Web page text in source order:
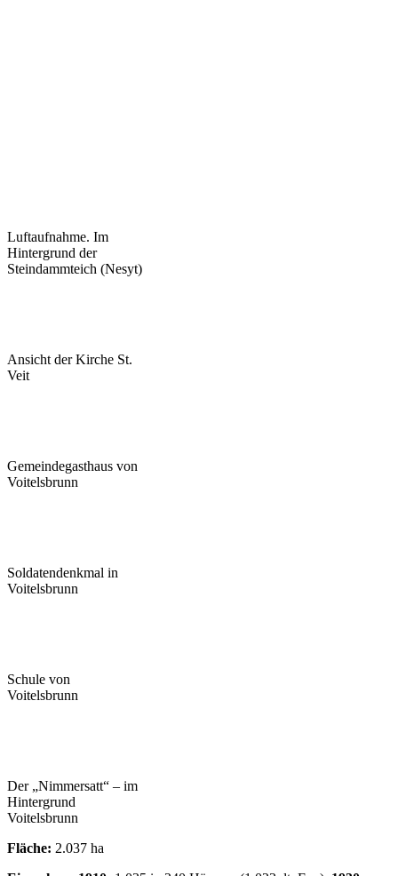
Luftaufnahme. Im
Hintergrund der
Steindammteich (Nesyt)
Ansicht der Kirche St.
Veit
Gemeindegasthaus von
Voitelsbrunn
Soldatendenkmal in
Voitelsbrunn
Schule von
Voitelsbrunn
Der „Nimmersatt“ – im
Hintergrund
Voitelsbrunn
Fläche: 2.037 ha